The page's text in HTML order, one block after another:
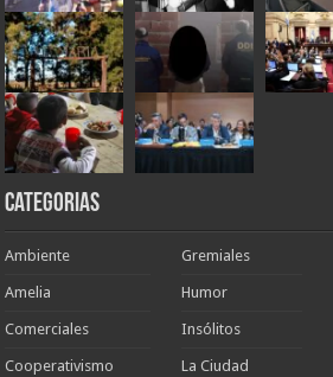
Categorias
Ambiente
Amelia
Comerciales
Cooperativismo
Gremiales
Humor
Insólitos
La Ciudad